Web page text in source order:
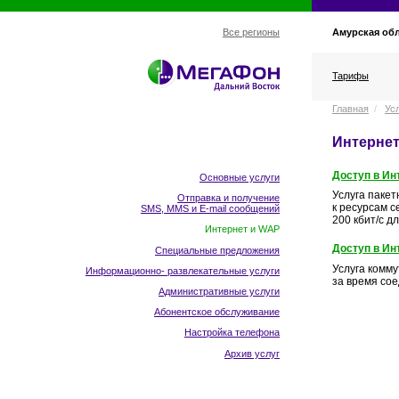
Все регионы Амурская
Тарифы
Основные услуги
Отправка и получение
SMS, MMS и E-mail сообщений
Интернет и WAP
Специальные предложения
Информационно- развлекательные услуги
Административные услуги
Абонентское обслуживание
Настройка телефона
Архив услуг
Главная /
Доступ в
Услуга
к ресурсам
200 кбит/с
Доступ в
Услуга
за время